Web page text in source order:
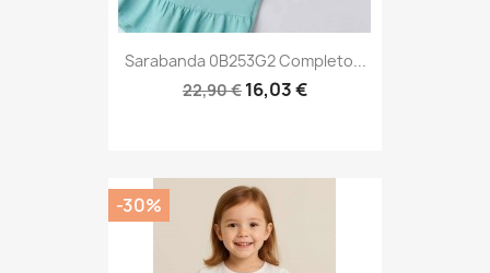
Sarabanda 0B253G2 Completo...
22,90 € 16,03 €
-30%